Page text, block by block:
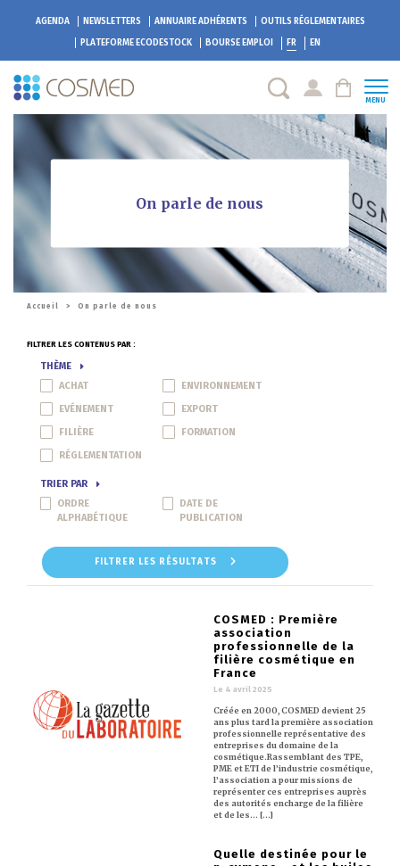
AGENDA NEWSLETTERS ANNUAIRE ADHÉRENTS
OUTILS RÉGLEMENTAIRES
PLATEFORME ECODESTOCK BOURSE EMPLOI FR EN
MENU
On parle de nous
Accueil > On parle de nous
FILTRER LES CONTENUS PAR :
THÈME
ACHAT
ENVIRONNEMENT
EVÉNEMENT
EXPORT
FILIÈRE
FORMATION
RÉGLEMENTATION
TRIER PAR
ORDRE
ALPHABÉTIQUE
DATE DE
PUBLICATION
FILTRER LES RÉSULTATS
COSMED : Première
association
professionnelle de la
filière cosmétique en
France
Le 4 avril 2025
Créée en 2000, COSMED devient 25
ans plus tard la première association
professionnelle représentative des
entreprises du domaine de la
cosmétique.Rassemblant des TPE,
PME et ETI de l’industrie cosmétique,
l’association a pour missions de
représenter ces entreprises auprès
des autorités encharge de la filière
et de les… [...]
Quelle destinée pour le